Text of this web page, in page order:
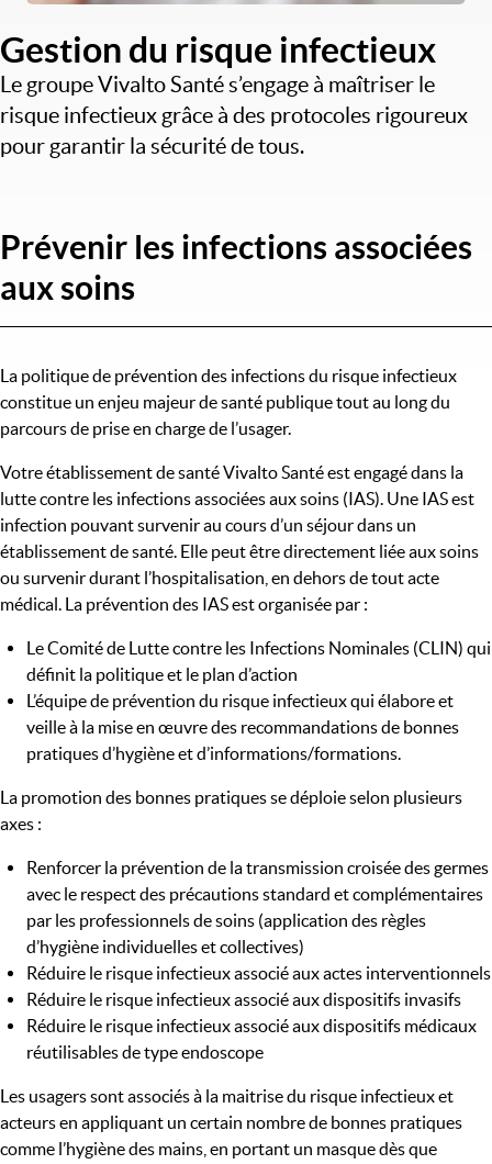
Gestion du risque infectieux
Le groupe Vivalto Santé s’engage à maîtriser le
risque infectieux grâce à des protocoles rigoureux
pour garantir la sécurité de tous.
Prévenir les infections associées
aux soins
La politique de prévention des infections du risque infectieux
constitue un enjeu majeur de santé publique tout au long du
parcours de prise en charge de l’usager.
Votre établissement de santé Vivalto Santé est engagé dans la
lutte contre les infections associées aux soins (IAS). Une IAS est
infection pouvant survenir au cours d’un séjour dans un
établissement de santé. Elle peut être directement liée aux soins
ou survenir durant l’hospitalisation, en dehors de tout acte
médical. La prévention des IAS est organisée par :
Le Comité de Lutte contre les Infections Nominales (CLIN) qui
définit la politique et le plan d’action
L’équipe de prévention du risque infectieux qui élabore et
veille à la mise en œuvre des recommandations de bonnes
pratiques d’hygiène et d’informations/formations.
La promotion des bonnes pratiques se déploie selon plusieurs
axes :
Renforcer la prévention de la transmission croisée des germes
avec le respect des précautions standard et complémentaires
par les professionnels de soins (application des règles
d’hygiène individuelles et collectives)
Réduire le risque infectieux associé aux actes interventionnels
Réduire le risque infectieux associé aux dispositifs invasifs
Réduire le risque infectieux associé aux dispositifs médicaux
réutilisables de type endoscope
Les usagers sont associés à la maitrise du risque infectieux et
acteurs en appliquant un certain nombre de bonnes pratiques
comme l’hygiène des mains, en portant un masque dès que